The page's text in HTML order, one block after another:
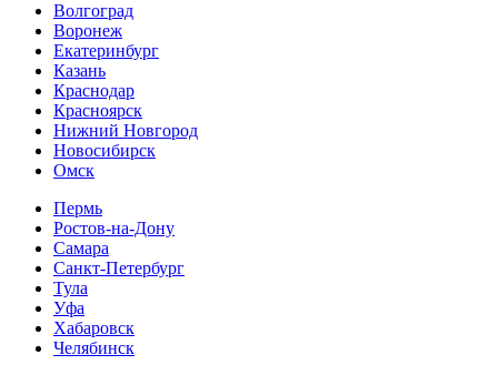
Волгоград
Воронеж
Екатеринбург
Казань
Краснодар
Красноярск
Нижний Новгород
Новосибирск
Омск
Пермь
Ростов-на-Дону
Самара
Санкт-Петербург
Тула
Уфа
Хабаровск
Челябинск